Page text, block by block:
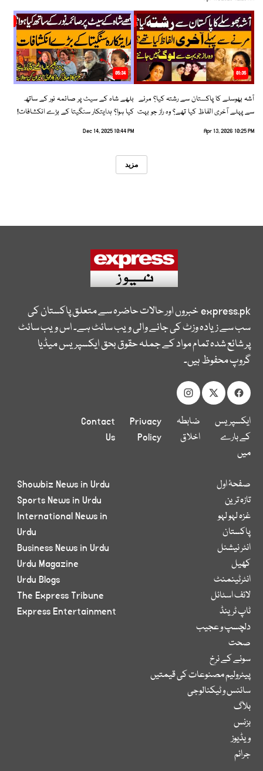
01:35
آشہ بھوسلے کا پاکستان سے رشتہ کیا؟ مرنے
سے پہلے آخری الفاظ کیا تھے؟ وہ راز جو بہت
Apr 13, 2026 10:25 PM
05:34
بلھے شاہ کے سیٹ پر صائمہ نور کے ساتھ
کیا ہوا؟ ہدایتکار سنگیتا کے بڑے انکشافات!
Dec 14, 2025 10:44 PM
مزید
express.pkخبروں اور حالات حاضرہ سے متعلق پاکستان کی
سب سے زیادہ وزٹ کی جانے والی ویب سائٹ ہے۔ اس ویب سائٹ
پر شائع شدہ تمام مواد کے جملہ حقوق بحق ایکسپریس میڈیا
گروپ محفوظ ہیں۔
ایکسپریس
کے بارے
میں
ضابطہ
اخلاق
Privacy
Policy
Contact
Us
صفحۂ اول
تازہ ترین
غزہ لہو لہو
پاکستان
انٹر نیشنل
کھیل
انٹرٹینمنٹ
لائف اسٹائل
ٹاپ ٹرینڈ
دلچسپ و عجیب
صحت
سونے کے نرخ
پیٹرولیم مصنوعات کی قیمتیں
سائنس و ٹیکنالوجی
بلاگ
بزنس
ویڈیوز
جرائم
Showbiz News in Urdu
Sports News in Urdu
International News in
Urdu
Business News in Urdu
Urdu Magazine
Urdu Blogs
The Express Tribune
Express Entertainment